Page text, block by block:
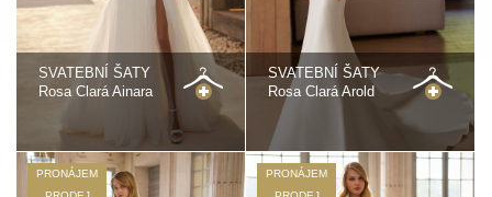
SVATEBNÍ ŠATY
Rosa Clará Ainara
SVATEBNÍ ŠATY
Rosa Clará Arold
PRONÁJEM
PRONÁJEM